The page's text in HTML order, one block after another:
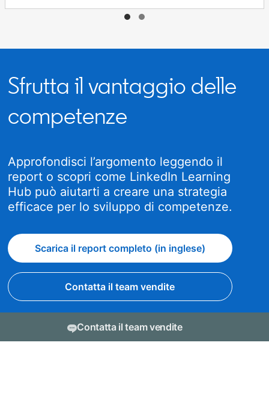
Sfrutta il vantaggio delle
competenze
Approfondisci l’argomento leggendo il
report o scopri come LinkedIn Learning
Hub può aiutarti a creare una strategia
efficace per lo sviluppo di competenze.
Scarica il report completo (in inglese)
Contatta il team vendite
Contatta il team vendite